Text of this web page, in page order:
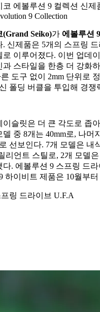
9 Collection
(Grand Seiko)가 에볼루션
. 신제품은 5개의 스프링
로 이루어졌다. 이번 업데
과 스타일을 한층 더 강화
도구 없이 2mm 단위로
폴딩 버클을 투입해 경쟁
이슬릿은 더 큰 각도로 좁
델 중 8개는 40mm로, 나머
선보인다. 7개 모델은 내
리언트 스틸로, 2개 모델
다. 에볼루션 9 스프링 드
하이비트 제품은 10월부
링 드라이브 U.F.A